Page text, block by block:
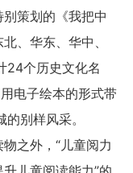
策划的《我把中
、华东、华中、
24个历史文化名
电子绘本的形式带
别样风采。
之外，“儿童阅力